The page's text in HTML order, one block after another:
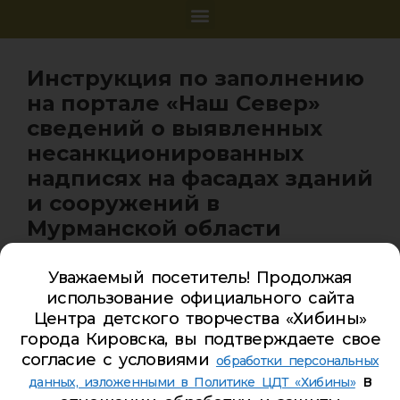
Инструкция по заполнению
на портале «Наш Север»
сведений о выявленных
несанкционированных
надписях на фасадах зданий
и сооружений в
Мурманской области
Карта сайта
Обратная связь
Гостевая книга
Уважаемый посетитель! Продолжая
использование официального сайта
Центра детского творчества «Хибины»
города Кировска, вы подтверждаете свое
согласие с условиями обработки персональных
данных, изложенными в Политике ЦДТ «Хибины»в